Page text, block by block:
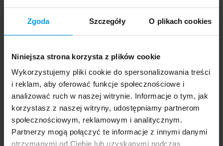
Zgoda Szczegóły O plikach cookies
Niniejsza strona korzysta z plików cookie
Wykorzystujemy pliki cookie do spersonalizowania treści
i reklam, aby oferować funkcje społecznościowe i
analizować ruch w naszej witrynie. Informacje o tym, jak
korzystasz z naszej witryny, udostępniamy partnerom
społecznościowym, reklamowym i analitycznym.
Partnerzy mogą połączyć te informacje z innymi danymi
otrzymanymi od Ciebie lub uzyskanymi podczas
Wybierz temat
Ekspert
udzielenie wywiadu
komentarz do artykułu
udział w audycji radiowej na żywo
udział w nagraniu audycji radiowej
udział w audycji telewizyjnej na żywo
udział w nagraniu audycji telewizyjnej
Inne
Opisz temat zapytania
Prosimy opisać problem, zjawisko czy
wydarzenie, które będą przedmiotem komentarza eksperta: